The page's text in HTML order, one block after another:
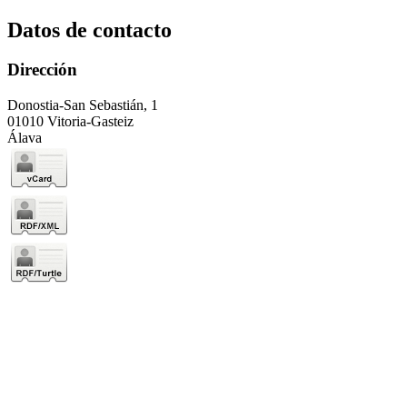
Datos de contacto
Dirección
Donostia-San Sebastián, 1
01010 Vitoria-Gasteiz
Álava